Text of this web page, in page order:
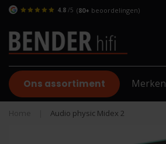
4.8 /5 (80+ beoordelingen)
Ons assortiment Merken
Home Audio physic Midex 2